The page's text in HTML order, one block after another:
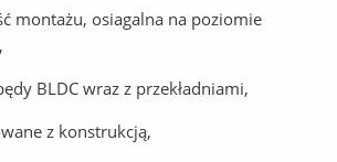
montażu, osiagalna na poziomie
BLDC wraz z przekładniami,
z konstrukcją,